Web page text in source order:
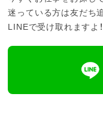
迷っている方は友だち
LINEで受け取れますよ！